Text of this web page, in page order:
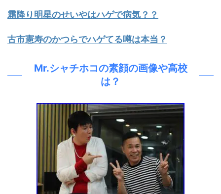
霜降り明星のせいやはハゲで病気？？
古市憲寿のかつらでハゲてる噂は本当？
Mr.シャチホコの素顔の画像や高校
は？